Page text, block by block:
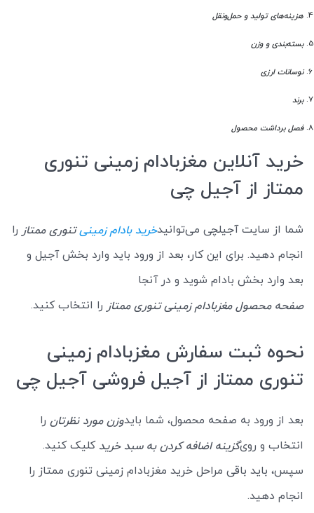
هزینه‌های تولید و حمل‌ونقل
بسته‌بندی و وزن
نوسانات ارزی
برند
فصل برداشت محصول
خرید آنلاین مغزبادام زمینی تنوری
ممتاز از آجیل چی
شما از سایت آجیلچی می‌توانیدخرید بادام زمینیتنوری ممتاز را
انجام دهید. برای این کار، بعد از ورود باید وارد بخش آجیل و
بعد وارد بخش بادام شوید و در آنجا
صفحه محصول مغزبادام زمینی تنوری ممتاز را انتخاب کنید.
نحوه ثبت سفارش مغزبادام زمینی
تنوری ممتاز از آجیل فروشی آجیل چی
بعد از ورود به صفحه محصول، شما بایدوزن مورد نظرتان را
انتخاب و رویگزینه اضافه کردن به سبد خریدکلیک کنید.
سپس، باید باقی مراحل خرید مغزبادام زمینی تنوری ممتاز را
انجام دهید.